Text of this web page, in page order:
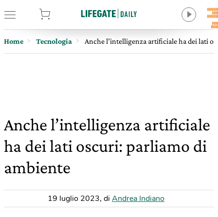
Home Tecnologia Anche l’intelligenza artificiale ha dei lati
Anche l’intelligenza artificiale
ha dei lati oscuri: parliamo di
ambiente
19 luglio 2023, di Andrea Indiano